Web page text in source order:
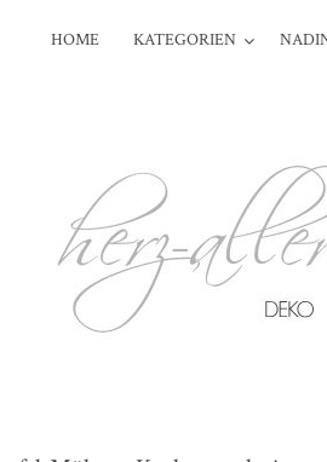
HOME KATEGORIEN